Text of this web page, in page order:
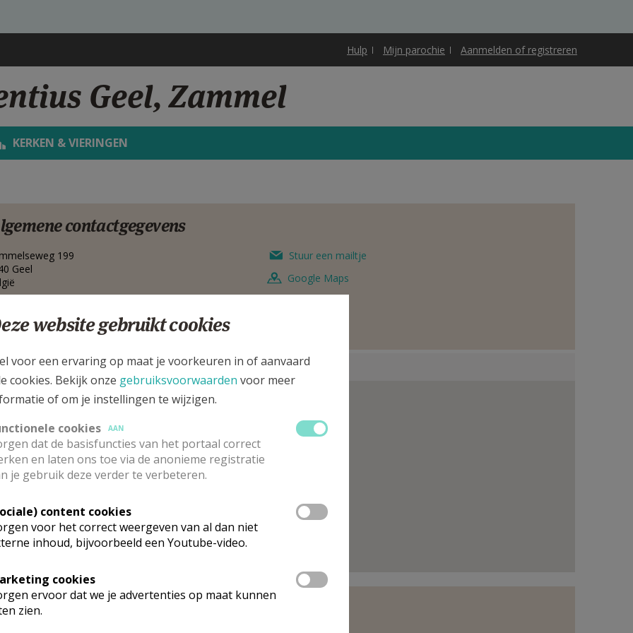
Hulp Mijn parochie Aanmelden of registreren
Geel, Zammel
KERKEN & VIERINGEN
contactgegevens
199
Geel
0470 069217
Stuur een mailtje
Google Maps
199, 2440 Geel
website gebruikt cookies
voor een ervaring op maat je voorkeuren in of aanvaard
cookies. Bekijk onze gebruiksvoorwaarden voor meer
of om je instellingen te wijzigen.
cookies
AAN
dat de basisfuncties van het portaal correct
en laten ons toe via de anonieme registratie
je gebruik deze verder te verbeteren.
content cookies
voor het correct weergeven van al dan niet
inhoud, bijvoorbeeld een Youtube-video.
cookies
ervoor dat we je advertenties op maat kunnen
zien.